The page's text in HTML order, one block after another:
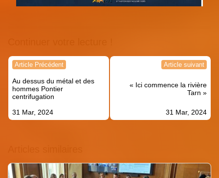
Navigation
l’article
Article Précédent
Au dessus du métal et des
hommes Pontier
centrifugation
31 Mar, 2024
Article suivant
« Ici commence la rivière
Tarn »
31 Mar, 2024